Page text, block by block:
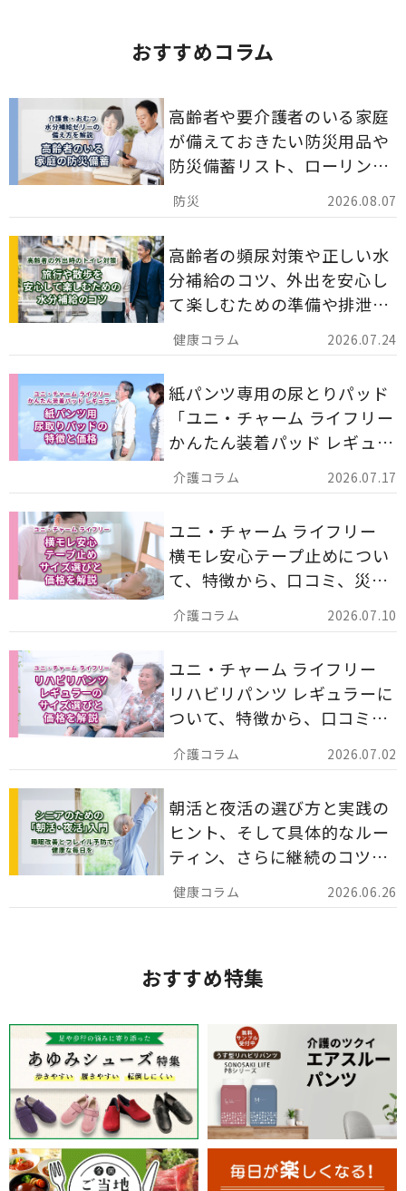
おすすめコラム
2026.08.07
高齢者や要介護者のいる家庭
が備えておきたい防災用品や
防災備蓄リスト、ローリング
ストックのポイントについて
解説します。
2026.07.24
高齢者の頻尿対策や正しい水
分補給のコツ、外出を安心し
て楽しむための準備や排泄ケ
ア用品の選び方を解説しま
す。
2026.07.17
紙パンツ専用の尿とりパッド
「ユニ・チャーム ライフリー
かんたん装着パッド レギュラ
ー 計162枚」について解説し
ます。
2026.07.10
ユニ・チャーム ライフリー
横モレ安心テープ止めについ
て、特徴から、口コミ、災害
備蓄としての活用法まで分か
りやすく解説します。
2026.07.02
ユニ・チャーム ライフリー
リハビリパンツ レギュラーに
ついて、特徴から、口コミ、
災害備蓄としての活用法まで
分かりやすく解説します。
2026.06.26
朝活と夜活の選び方と実践の
ヒント、そして具体的なルー
ティン、さらに継続のコツま
でを詳しくご紹介します。
おすすめ特集